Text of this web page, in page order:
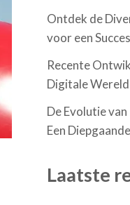
Ontdek de
voor een
Recente
Digitale Wereld
De Evolutie
Een
Laatste